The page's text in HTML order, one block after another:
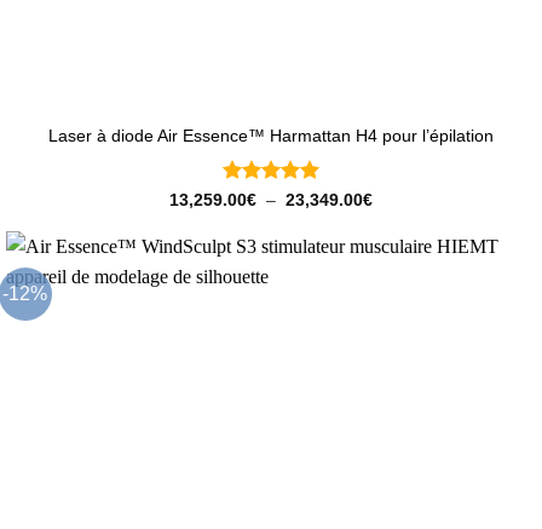
Laser à diode Air Essence™ Harmattan H4 pour l’épilation
Note5 sur
13,259.00€ – 23,349.00€Plage
13,259.00€
-12%